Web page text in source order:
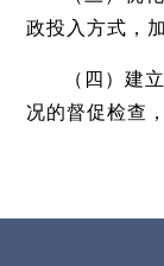
政投入方式，
（四）建
况的督促检查